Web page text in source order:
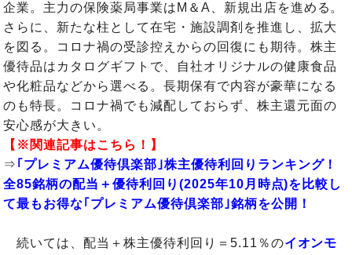
企業。主力の保険薬局事業はM＆A、新規出店を進める。
さらに、新たな柱として在宅・施設調剤を推進し、拡大
を図る。コロナ禍の受診控えからの回復にも期待。株主
優待品はカタログギフトで、自社オリジナルの健康食品
や化粧品などから選べる。長期保有で内容が豪華になる
のも特長。コロナ禍でも減配しておらず、株主還元面の
安心感が大きい。
【※関連記事はこちら！】
⇒ ｢プレミアム優待倶楽部｣株主優待利回りランキング！
全85銘柄の配当＋優待利回り(2025年10月時点)を比較し
て最もお得な｢プレミアム優待倶楽部｣銘柄を公開！
続いては、配当＋株主優待利回り＝5.11％のイオンモ